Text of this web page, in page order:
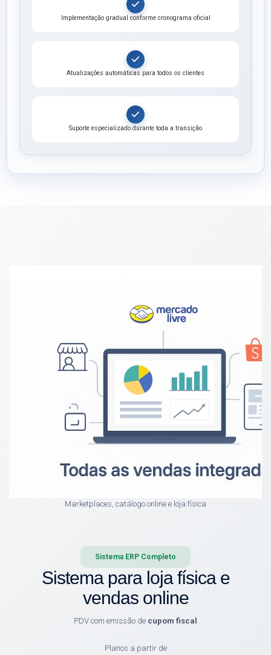
Implementação gradual conforme cronograma oficial
Atualizações automáticas para todos os clientes
Suporte especializado durante toda a transição
Marketplaces, catálogo online e loja física
Sistema ERP Completo
Sistema para loja física e
vendas online
PDV com emissão de cupom fiscal
Planos a partir de